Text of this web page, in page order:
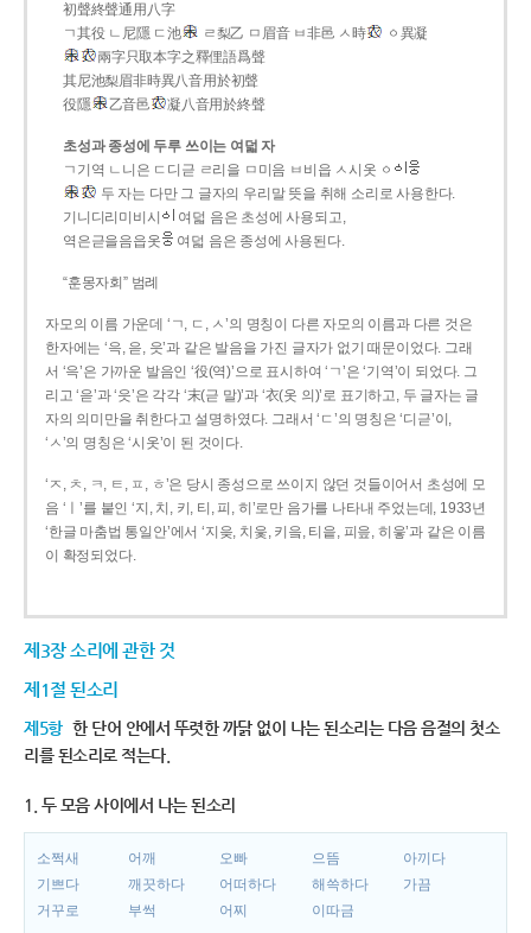
初聲終聲通用八字
ㄱ其役 ㄴ尼隱 ㄷ池
ㄹ梨乙 ㅁ眉音 ㅂ非邑 ㅅ時
ㆁ異凝
兩字只取本字之釋俚語爲聲
其尼池梨眉非時異八音用於初聲
役隱
乙音邑 凝八音用於終聲
초성과 종성에 두루 쓰이는 여덟 자
ㄱ기역 ㄴ니은 ㄷ디귿 ㄹ리을 ㅁ미음 ㅂ비읍 ㅅ시옷 ㆁ
두 자는 다만 그 글자의 우리말 뜻을 취해 소리로 사용한다.
기니디리미비시
여덟 음은 초성에 사용되고,
역은귿을음읍옷
여덟 음은 종성에 사용된다.
“훈몽자회” 범례
자모의 이름 가운데 ‘ㄱ, ㄷ, ㅅ’의 명칭이 다른 자모의 이름과 다른 것은
한자에는 ‘윽, 읃, 읏’과 같은 발음을 가진 글자가 없기 때문이었다. 그래
서 ‘윽’은 가까운 발음인 ‘役(역)’으로 표시하여 ‘ㄱ’은 ‘기역’이 되었다. 그
리고 ‘읃’과 ‘읏’은 각각 ‘末(귿 말)’과 ‘衣(옷 의)’로 표기하고, 두 글자는 글
자의 의미만을 취한다고 설명하였다. 그래서 ‘ㄷ’의 명칭은 ‘디귿’이,
‘ㅅ’의 명칭은 ‘시옷’이 된 것이다.
‘ㅈ, ㅊ, ㅋ, ㅌ, ㅍ, ㅎ’은 당시 종성으로 쓰이지 않던 것들이어서 초성에 모
음 ‘ㅣ’를 붙인 ‘지, 치, 키, 티, 피, 히’로만 음가를 나타내 주었는데, 1933년
‘한글 마춤법 통일안’에서 ‘지읒, 치읓, 키읔, 티읕, 피읖, 히읗’과 같은 이름
이 확정되었다.
제3장 소리에 관한 것
제1절 된소리
제5항 한 단어 안에서 뚜렷한 까닭 없이 나는 된소리는 다음 음절의 첫소
리를 된소리로 적는다.
1. 두 모음 사이에서 나는 된소리
소쩍새 어깨 오빠 으뜸
아끼다
기쁘다
깨끗하다 어떠하다 해쓱하다
가끔
거꾸로
부썩 어찌 이따금